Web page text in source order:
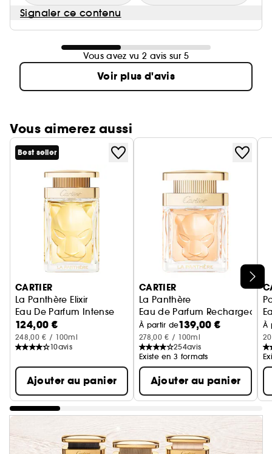
Signaler ce contenu
Vous avez vu 2 avis sur 5
Voir plus d'avis
Vous aimerez aussi
Ignorer le carrousel produits
Best seller
CARTIER
La Panthère Elixir
Eau De Parfum Intense
124,00 €
248,00 € / 100ml
10avis
Ajouter au panier
CARTIER
La Panthère
Eau de Parfum Rechargeable
À partir de139,00 €
278,00 € / 100ml
254avis
Existe en 3 formats
Ajouter au panier
À